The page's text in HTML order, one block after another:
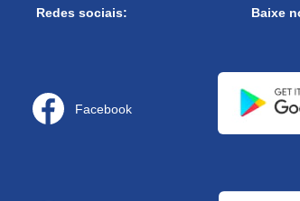
Redes sociais:
Facebook
Baixe